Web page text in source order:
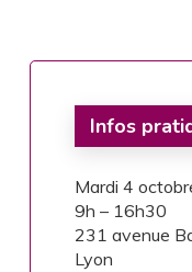
Infos
Mardi 4
9h – 16h30
231 avenue
Lyon